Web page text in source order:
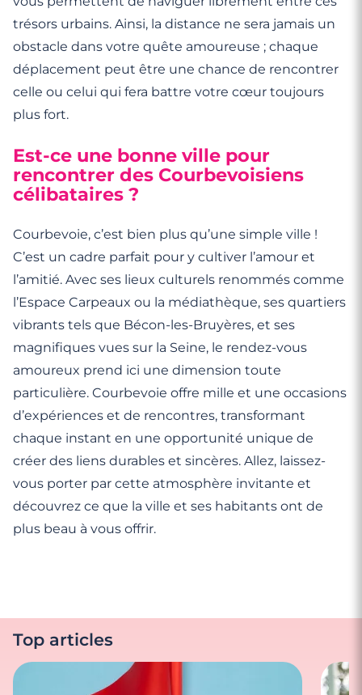
trésors urbains. Ainsi, la distance ne sera jamais un
obstacle dans votre quête amoureuse ; chaque
déplacement peut être une chance de rencontrer
celle ou celui qui fera battre votre cœur toujours
plus fort.
Est-ce une bonne ville pour
rencontrer des Courbevoisiens
célibataires ?
Courbevoie, c’est bien plus qu’une simple ville !
C’est un cadre parfait pour y cultiver l’amour et
l’amitié. Avec ses lieux culturels renommés comme
l’Espace Carpeaux ou la médiathèque, ses quartiers
vibrants tels que Bécon-les-Bruyères, et ses
magnifiques vues sur la Seine, le rendez-vous
amoureux prend ici une dimension toute
particulière. Courbevoie offre mille et une occasions
d’expériences et de rencontres, transformant
chaque instant en une opportunité unique de
créer des liens durables et sincères. Allez, laissez-
vous porter par cette atmosphère invitante et
découvrez ce que la ville et ses habitants ont de
plus beau à vous offrir.
Top articles